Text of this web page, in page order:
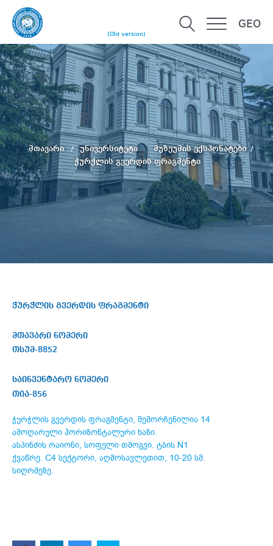
(Old version)
GEO
მთავარი უნივერსიტეტი
მუზეუმის ექსპონატები
ჭურჭლის გვერდის ფრაგმენტი
ჭურჭლის გვერდის ფრაგმენტი
მთავარი ნომერი
თსუმ-8852
საინვენტარო ნომერი
თია-856
ჭურჭლის გვერდის ფრაგმენტი, შემორჩენილია 14
ამოღარული ჰორიზონტალური ხაზი.
ასპინძის რაიონი, სოფელი თმოგვი. ტბის N1
ქვაწრე. C4 სექტორი, აღმოსავლეთით, 10-20 სმ.
სიღრმეზე.